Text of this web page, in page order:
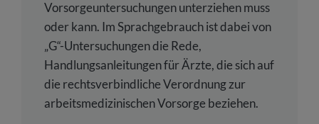
Vorsorgeuntersuchungen unterziehen muss
oder kann. Im Sprachgebrauch ist dabei von
„G“-Untersuchungen die Rede,
Handlungsanleitungen für Ärzte, die sich auf
die rechtsverbindliche Verordnung zur
arbeitsmedizinischen Vorsorge beziehen.